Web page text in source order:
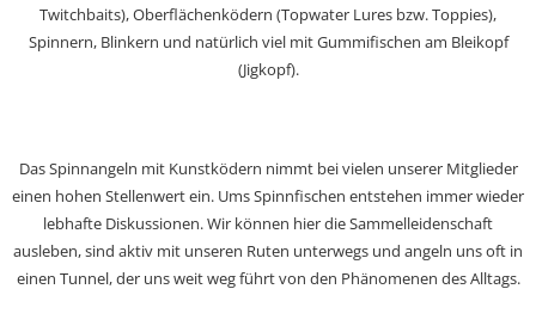
Twitchbaits), Oberflächenködern (Topwater Lures bzw. Toppies),
Spinnern, Blinkern und natürlich viel mit Gummifischen am Bleikopf
(Jigkopf).
Das Spinnangeln mit Kunstködern nimmt bei vielen unserer Mitglieder
einen hohen Stellenwert ein. Ums Spinnfischen entstehen immer wieder
lebhafte Diskussionen. Wir können hier die Sammelleidenschaft
ausleben, sind aktiv mit unseren Ruten unterwegs und angeln uns oft in
einen Tunnel, der uns weit weg führt von den Phänomenen des Alltags.